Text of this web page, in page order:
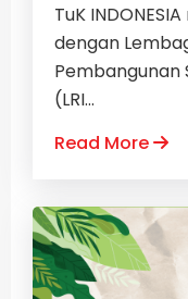
TuK
dengan
Pembangunan
(LRI...
Read More